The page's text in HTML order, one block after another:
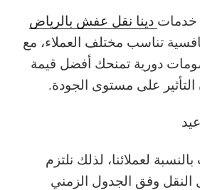
خدمات دينا نقل عفش بالرياض
تناسب مختلف العملاء، مع
دورية تمنحك أفضل قيمة
على مستوى الجودة.
لعملائنا، لذلك نلتزم
النقل وفق الجدول الزمني